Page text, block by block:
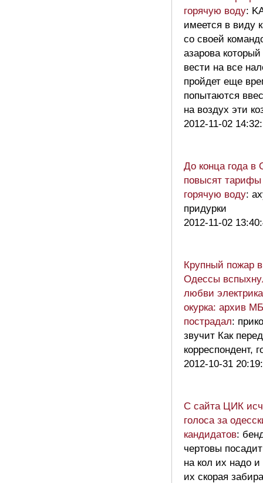
горячую воду:
имеется в виду
со своей
азарова который
вести на все
пройдет еще
попытаются
на воздух эти
2012-11-02
До конца года в
повысят тарифы
горячую воду:
придурки
2012-11-02
Крупный пожар
Одессы
любви
окурка: архив
пострадал:
звучит Как
корреспондент,
2012-10-31
С сайта ЦИК
голоса за
кандидатов:
чертовы
на кол их надо
их скорая